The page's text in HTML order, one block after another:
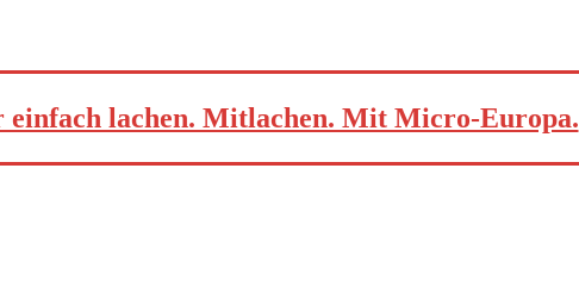
einfach lachen. Mitlachen. Mit Micro-Europa.